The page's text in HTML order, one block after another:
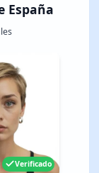
España
Verificado